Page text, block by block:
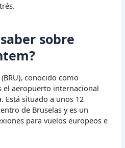
sobre
conocido como
el aeropuerto internacional
Está situado a unos 12
de Bruselas y es un
para vuelos europeos e